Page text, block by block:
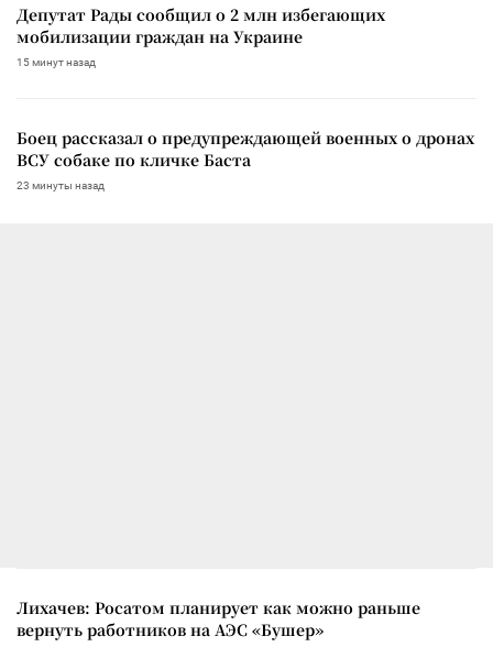
Депутат Рады сообщил о 2 млн избегающих
мобилизации граждан на Украине
15 минут назад
Боец рассказал о предупреждающей военных о дронах
ВСУ собаке по кличке Баста
23 минуты назад
Лихачев: Росатом планирует как можно раньше
вернуть работников на АЭС «Бушер»